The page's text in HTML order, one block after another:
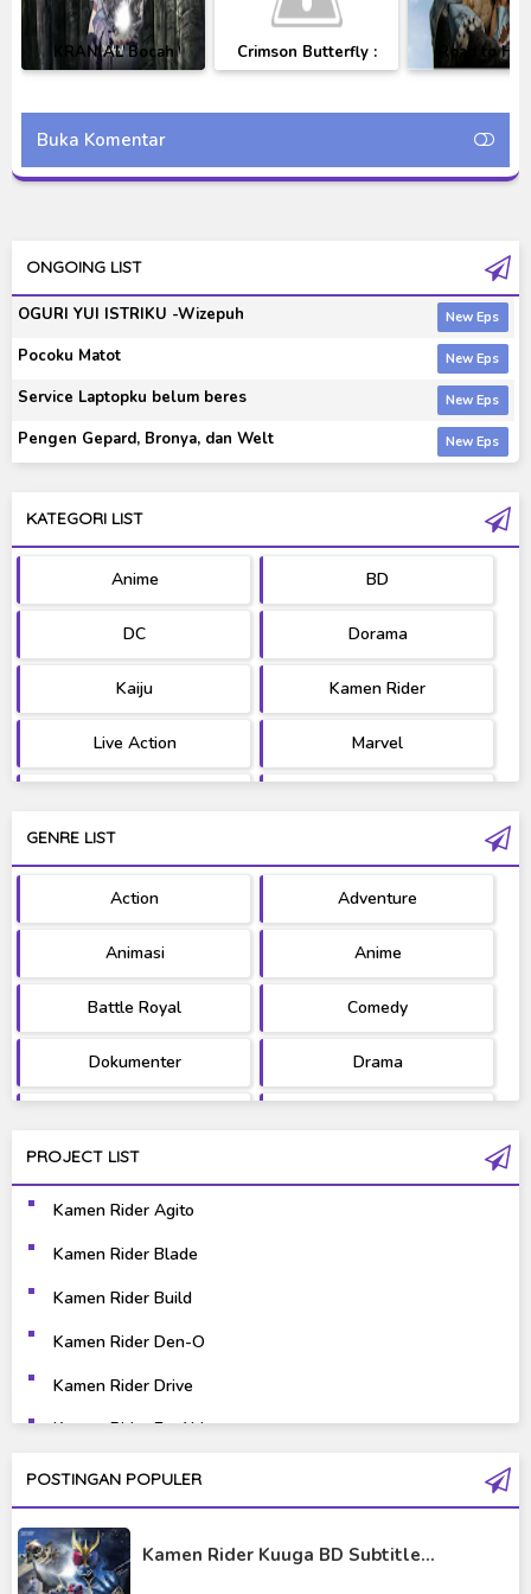
KRANIAL Bocah
Gledek Dan Raja Dari
Crimson Butterfly :
The Fatal Frame -The
Road to
Buka Komentar
ONGOING LIST
OGURI YUI ISTRIKU -Wizepuh
Pocoku Matot
Service Laptopku belum beres
Pengen Gepard, Bronya, dan Welt
KATEGORI LIST
Anime BD
DC Dorama
Kaiju Kamen Rider
Live Action Marvel
Ultraman West Series
GENRE LIST
Action Adventure
Animasi Anime
Battle Royal Comedy
Dokumenter Drama
Science Fiction
Super Hero
PROJECT LIST
Kamen Rider Agito
Kamen Rider Blade
Kamen Rider Build
Kamen Rider Den-O
Kamen Rider Drive
Kamen Rider Ex-Aid
Kamen Rider Fourze
Kamen Rider Gaim
Kamen Rider Geats
POSTINGAN POPULER
Kamen Rider Kuuga BD Subtitle...